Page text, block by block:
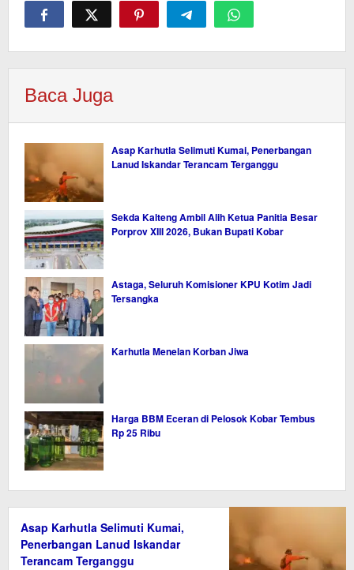
Baca Juga
Asap Karhutla Selimuti Kumai, Penerbangan
Lanud Iskandar Terancam Terganggu
Sekda Kalteng Ambil Alih Ketua Panitia Besar
Porprov XIII 2026, Bukan Bupati Kobar
Astaga, Seluruh Komisioner KPU Kotim Jadi
Tersangka
Karhutla Menelan Korban Jiwa
Harga BBM Eceran di Pelosok Kobar Tembus
Rp 25 Ribu
Asap Karhutla Selimuti Kumai,
Penerbangan Lanud Iskandar
Terancam Terganggu